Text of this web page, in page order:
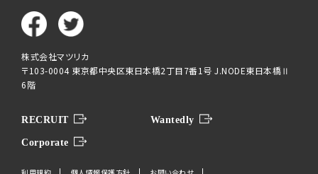
株式会社マツリカ
〒103-0004 東京都中央区東日本橋2丁目7番1号 J.NODE東日本橋Ⅱ
6階
RECRUIT Wantedly
Corporate